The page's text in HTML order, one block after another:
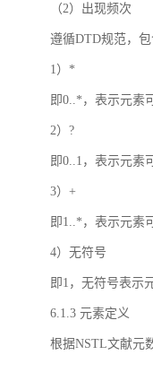
（2）出现频次
遵循DTD规范，
1）*
即0..*，表示元素
2）?
即0..1，表示元素
3）+
即1..*，表示元素
4）无符号
即1，无符号表示
6.1.3 元素定义
根据NSTL文献元